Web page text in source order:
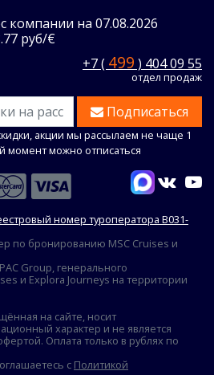
компании на 07.08.2026
руб/€
+7 ( 499 ) 404 09 55
отдел продаж
Подписаться
акции мы рассылаем не чаще 1
момент можно отписаться
номер туроператора В031-
по бронированию MSC Cruises и
Group, генерального
и Explora Journeys на территории
на сайте, носит
характер и не является
Оплата только в рублях по
с Политикой